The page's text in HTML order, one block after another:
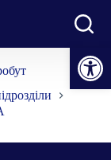
Відкрити Панель інструментів